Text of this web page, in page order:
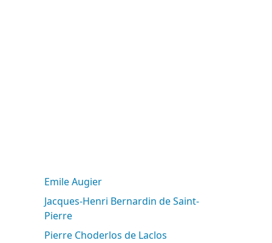
Emile Augier
Jacques-Henri Bernardin de Saint-
Pierre
Pierre Choderlos de Laclos